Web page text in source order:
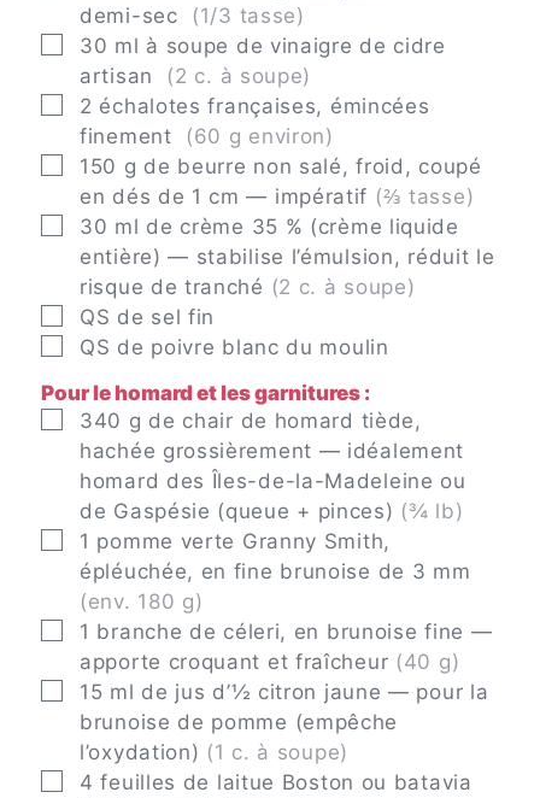
demi-sec
(1/3 tasse)
▢
30 ml à soupe de vinaigre de cidre
artisan
(2 c. à soupe)
▢
2 échalotes françaises, émincées
finement
(60 g environ)
▢
150 g de beurre non salé, froid, coupé
en dés de 1 cm — impératif (⅔ tasse)
▢
30 ml de crème 35 % (crème liquide
entière) — stabilise l’émulsion, réduit le
risque de tranché (2 c. à soupe)
▢
QS de sel fin
▢
QS de poivre blanc du moulin
Pour le homard et les garnitures :
▢
340 g de chair de homard tiède,
hachée grossièrement — idéalement
homard des Îles-de-la-Madeleine ou
de Gaspésie (queue + pinces) (¾ lb)
▢
1 pomme verte Granny Smith,
épléuchée, en fine brunoise de 3 mm
(env. 180 g)
▢
1 branche de céleri, en brunoise fine —
apporte croquant et fraîcheur (40 g)
▢
15 ml de jus d’½ citron jaune — pour la
brunoise de pomme (empêche
l’oxydation) (1 c. à soupe)
▢
4 feuilles de laitue Boston ou batavia